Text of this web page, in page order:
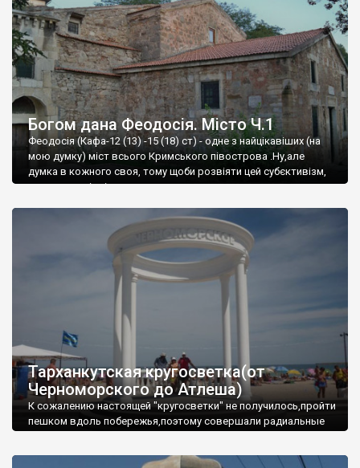
Богом дана Феодосія. Місто Ч.1
Феодосія (Кафа-12 (13) -15 (18) ст) - одне з найцікавіших (на
мою думку) міст всього Кримського півострова .Ну,але
думка в кожного своя, тому щоби розвіяти цей субєктивізм,
запрошую відвідати це
Тарханкутская кругосветка(от
Черноморского до Атлеша)
К сожалению настоящей "кругосветки" не получилось,пройти
пешком вдоль побережья,поэтому совершали радиальные